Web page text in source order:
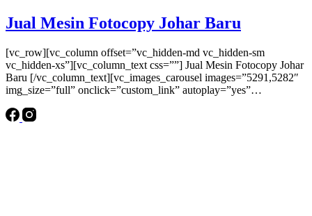
Jual Mesin Fotocopy Johar Baru
[vc_row][vc_column offset=”vc_hidden-md vc_hidden-sm
vc_hidden-xs”][vc_column_text css=””] Jual Mesin Fotocopy Johar
Baru [/vc_column_text][vc_images_carousel images=”5291,5282″
img_size=”full” onclick=”custom_link” autoplay=”yes”…